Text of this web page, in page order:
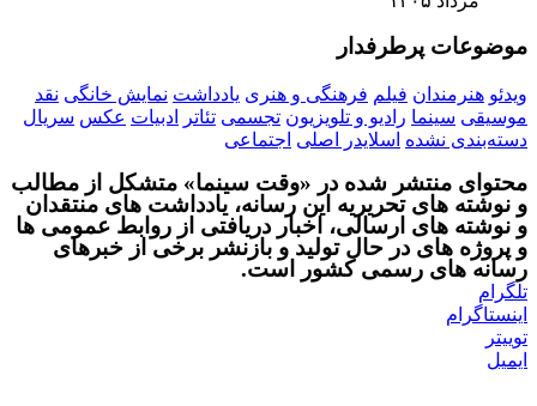
موضوعات پرطرفدار
ویدئو هنرمندان فیلم فرهنگی و هنری یادداشت نمایش خانگی نقد
موسیقی سینما رادیو و تلویزیون تجسمی تئاتر ادبیات عکس سریال
دسته‌بندی نشده اسلایدر اصلی اجتماعی
محتوای منتشر شده در «وقت سینما» متشکل از مطالب
و نوشته های تحریریه این رسانه، یادداشت های منتقدان
و نوشته های ارسالی، اخبار دریافتی از روابط عمومی ها
و پروژه های در حال تولید و بازنشر برخی از خبرهای
رسانه های رسمی کشور است.
تلگرام
اینستاگرام
توییتر
ایمیل